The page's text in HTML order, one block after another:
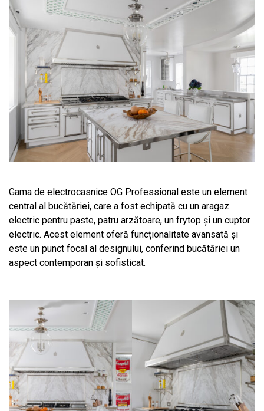
Gama de electrocasnice OG Professional este un element
central al bucătăriei, care a fost echipată cu un aragaz
electric pentru paste, patru arzătoare, un frytop și un cuptor
electric. Acest element oferă funcționalitate avansată și
este un punct focal al designului, conferind bucătăriei un
aspect contemporan și sofisticat.